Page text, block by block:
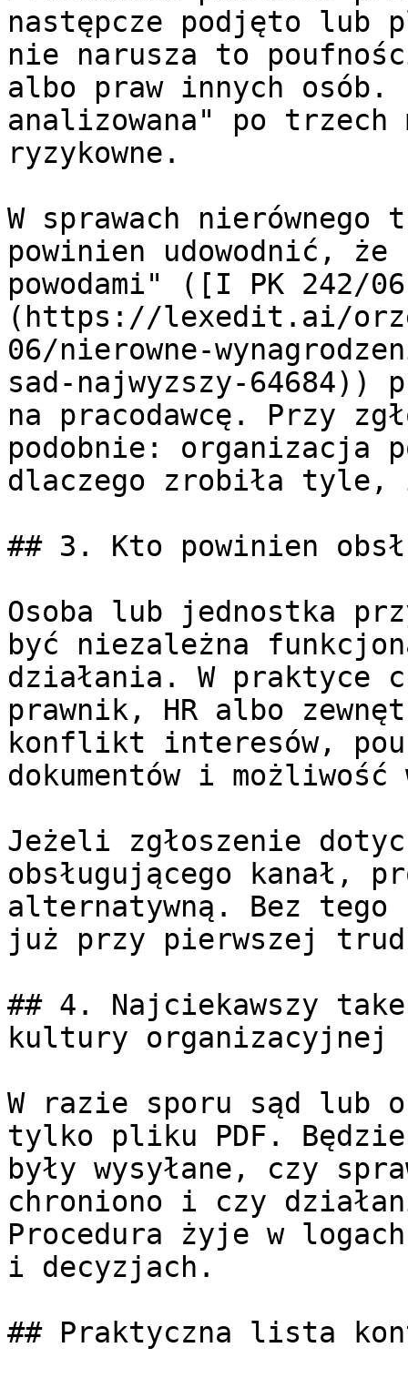
następcze podjęto
nie narusza to
albo praw innych
analizowana" po trzech
ryzykowne.
W sprawach nierównego
powinien udowodnić,
powodami" ([I PK 242/
(https://lexedit.ai/
06/nierowne-
sad-najwyzszy-64684))
na pracodawcę. Przy
podobnie: organizacja
dlaczego zrobiła
## 3. Kto powinien
Osoba lub jednostka
być niezależna
działania. W praktyce
prawnik, HR albo
konflikt interesów,
dokumentów i
Jeżeli zgłoszenie
obsługującego kanał,
alternatywną. Bez tego
już przy pierwszej
## 4. Najciekawszy
kultury organizacyjnej
W razie sporu sąd lub
tylko pliku PDF.
były wysyłane, czy
chroniono i czy
Procedura żyje w
i decyzjach.
## Praktyczna lista